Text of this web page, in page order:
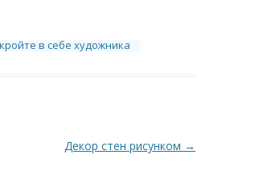
в себе художника
Декор стен рисунком →